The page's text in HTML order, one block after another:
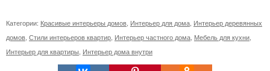
Категории: Красивые интерьеры домов, Интерьер для дома, Интерьер деревянных
домов, Стили интерьеров квартир, Интерьер частного дома, Мебель для кухни,
Интерьер для квартиры, Интерьер дома внутри